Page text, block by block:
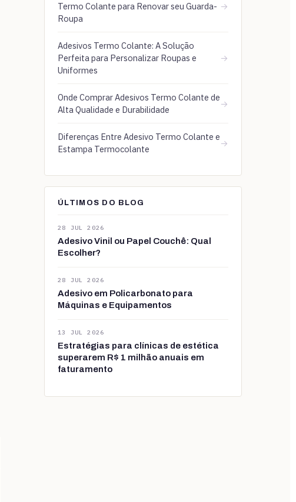
Termo Colante para Renovar seu Guarda-
Roupa
→
Adesivos Termo Colante: A Solução
Perfeita para Personalizar Roupas e
Uniformes
→
Onde Comprar Adesivos Termo Colante de
Alta Qualidade e Durabilidade
→
Diferenças Entre Adesivo Termo Colante e
Estampa Termocolante
→
ÚLTIMOS DO BLOG
28 JUL 2026
Adesivo Vinil ou Papel Couchê: Qual
Escolher?
28 JUL 2026
Adesivo em Policarbonato para
Máquinas e Equipamentos
13 JUL 2026
Estratégias para clínicas de estética
superarem R$ 1 milhão anuais em
faturamento